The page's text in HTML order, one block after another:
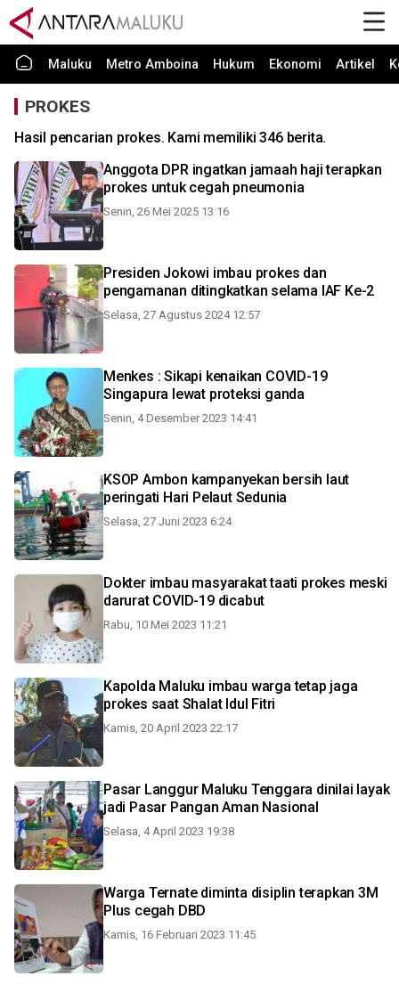
Maluku Metro Amboina Hukum Ekonomi Artikel
PROKES
Hasil pencarian prokes. Kami memiliki 346 berita.
Anggota DPR ingatkan jamaah haji terapkan
prokes untuk cegah pneumonia
Senin, 26 Mei 2025 13:16
Presiden Jokowi imbau prokes dan
pengamanan ditingkatkan selama IAF Ke-2
Selasa, 27 Agustus 2024 12:57
Menkes : Sikapi kenaikan COVID-19
Singapura lewat proteksi ganda
Senin, 4 Desember 2023 14:41
KSOP Ambon kampanyekan bersih laut
peringati Hari Pelaut Sedunia
Selasa, 27 Juni 2023 6:24
Dokter imbau masyarakat taati prokes meski
darurat COVID-19 dicabut
Rabu, 10 Mei 2023 11:21
Kapolda Maluku imbau warga tetap jaga
prokes saat Shalat Idul Fitri
Kamis, 20 April 2023 22:17
Pasar Langgur Maluku Tenggara dinilai layak
jadi Pasar Pangan Aman Nasional
Selasa, 4 April 2023 19:38
Warga Ternate diminta disiplin terapkan 3M
Plus cegah DBD
Kamis, 16 Februari 2023 11:45